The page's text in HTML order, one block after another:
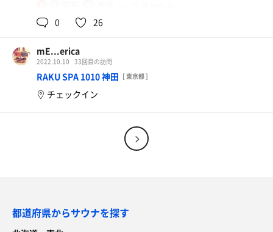
#休憩スペース
ととのい椅子が2つ。
タイミング良く、4セット全部座れました☺️
女湯側もわたし的にはすごく好き🫰
0 26
mE...erica
2022.10.10 33回目の訪問
RAKU SPA 1010 神田 [ 東京都 ]
チェックイン
都道府県からサウナを探す